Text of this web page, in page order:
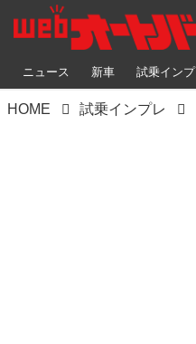
ニュース 新車 試乗イン
HOME 試乗インプレ